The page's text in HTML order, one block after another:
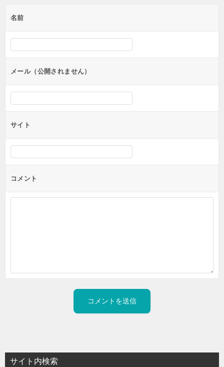
ー
シ
ン
名前
メール（公開されません）
サイト
コメント
サイト内検索